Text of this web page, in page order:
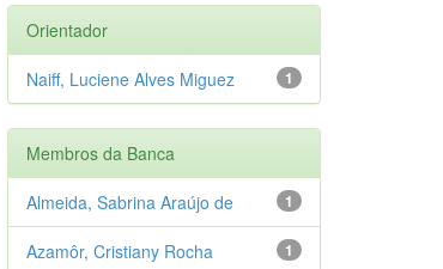
Orientador
1
Naiff, Luciene Alves Miguez
Membros da Banca
1
Almeida, Sabrina Araújo de
1
Azamôr, Cristiany Rocha